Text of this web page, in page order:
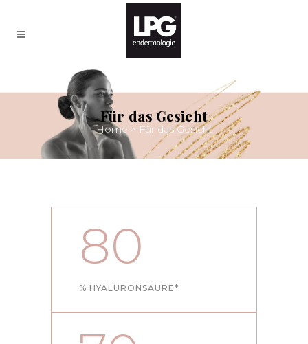
Für das Gesicht
Home > Für das Gesicht
80
% HYALURONSÄURE*